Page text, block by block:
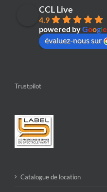
CCL Live
4.9
powered byGoogle
évaluez-nous sur
Trustpilot
Catalogue de location